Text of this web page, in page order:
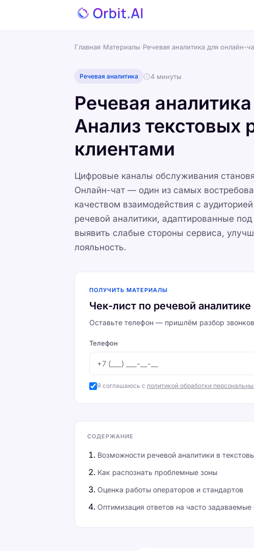
Главная Материалы Речевая аналитика для онлайн-
Речевая аналитика 4 минуты
Речевая
Анализ текстовых
клиентами
Цифровые каналы обслуживания
Онлайн-чат — один из самых
качеством взаимодействия с
речевой аналитики, адаптированные
выявить слабые стороны сервиса,
лояльность.
ПОЛУЧИТЬ МАТЕРИАЛЫ
Чек-лист по речевой аналитике
Оставьте телефон — пришлём разбор
Телефон
Я соглашаюсь с политикой обработки
СОДЕРЖАНИЕ
Возможности речевой аналитики в
Как распознать проблемные зоны
Оценка работы операторов и стандартов
Оптимизация ответов на часто